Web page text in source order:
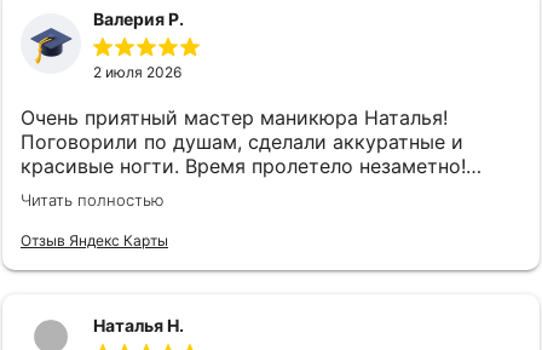
Валерия Р.
2 июля 2026
Очень приятный мастер маникюра Наталья!
Поговорили по душам, сделали аккуратные и
красивые ногти. Время пролетело незаметно!
Спасибо большое ♥️
Читать полностью
Отзыв Яндекс Карты
Наталья Н.